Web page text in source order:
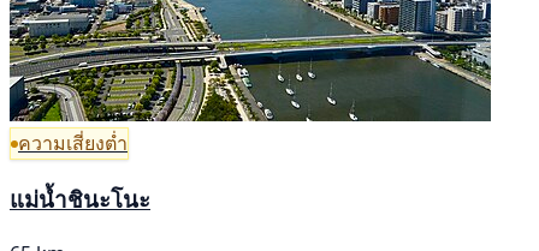
ความเสี่ยงต่ำ
แม่น้ำชินะโนะ